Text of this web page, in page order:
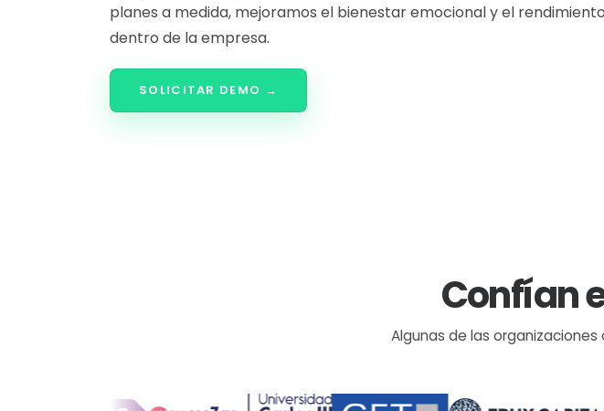
planes a medida, mejoramos el bienestar emocional y el rendimiento
dentro de la empresa.
SOLICITAR DEMO →
Confían
Algunas de las